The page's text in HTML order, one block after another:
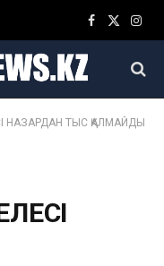
Facebook
X
НАЗАРДАН ТЫС ҚАЛМАЙДЫ